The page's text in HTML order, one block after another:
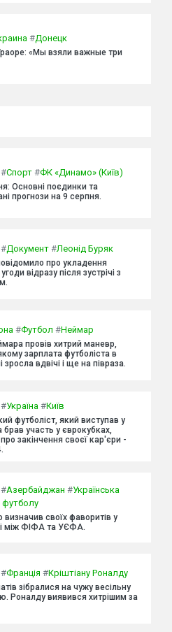
#Донецк
«Мы взяли важные три
#Спорт #ФК «Динамо» (Київ)
Основні поєдинки та
прогнози на 9 серпня.
#Документ #Леонід Буряк
про укладення
відразу після зустрічі з
#Футбол #Неймар
провів хитрий маневр,
зарплата футболіста в
зросла вдвічі і ще на півраза.
#Україна #Київ
футболіст, який виступав у
брав участь у єврокубках,
закінчення своєї кар'єри -
#Азербайджан #Українська
футболу
своїх фаворитів у
між ФІФА та УЄФА.
#Франція #Кріштіану Роналду
зібралися на чужу весільну
Роналду виявився хитрішим за